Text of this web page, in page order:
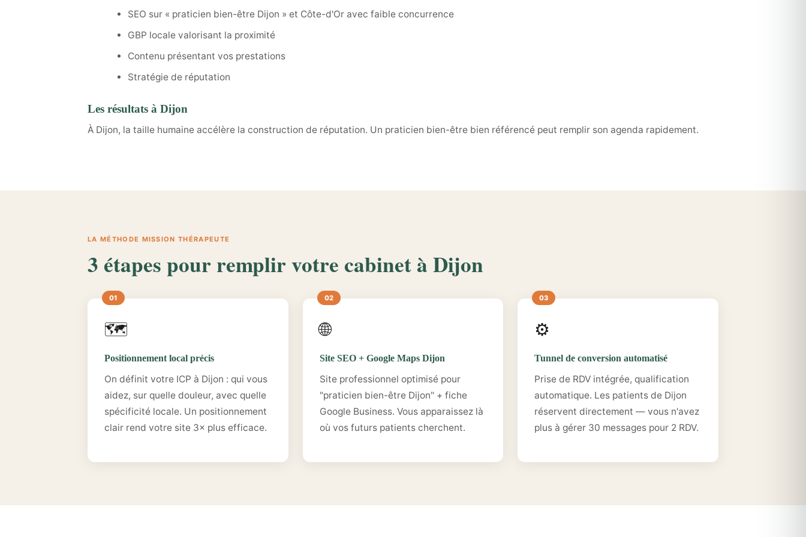
SEO sur « praticien bien-être Dijon » et Côte-d'Or avec faible concurrence
GBP locale valorisant la proximité
Contenu présentant vos prestations
Stratégie de réputation
Les résultats à Dijon
À Dijon, la taille humaine accélère la construction de réputation. Un praticien bien-être bien référencé peut remplir son agenda rapidement.
LA MÉTHODE MISSION THÉRAPEUTE
3 étapes pour remplir votre cabinet à Dijon
🗺️
Positionnement local précis
On définit votre ICP à Dijon : qui vous
aidez, sur quelle douleur, avec quelle
spécificité locale. Un positionnement
clair rend votre site 3× plus efficace.
🌐
Site SEO + Google Maps Dijon
Site professionnel optimisé pour
"praticien bien-être Dijon" + fiche
Google Business. Vous apparaissez là
où vos futurs patients cherchent.
⚙️
Tunnel de conversion automatisé
Prise de RDV intégrée, qualification
automatique. Les patients de Dijon
réservent directement — vous n'avez
plus à gérer 30 messages pour 2 RDV.